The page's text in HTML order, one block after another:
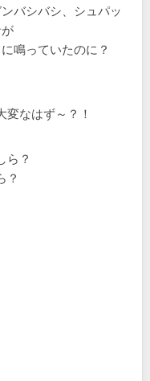
バシバシ、シュパッ
鳴っていたのに？
なはず～？！
ら？
？